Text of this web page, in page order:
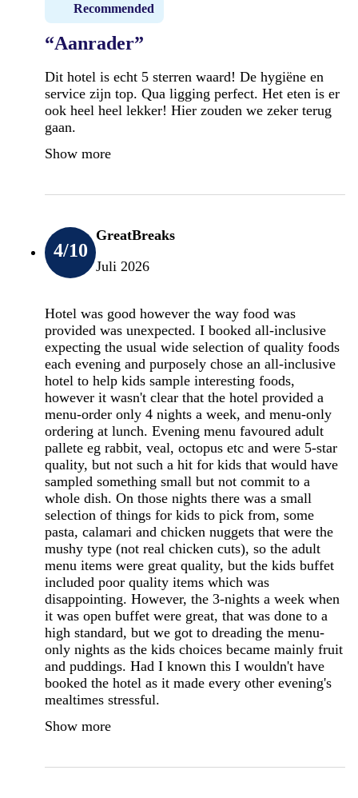
Recommended
“Aanrader”
Dit hotel is echt 5 sterren waard! De hygiëne en
service zijn top. Qua ligging perfect. Het eten is er
ook heel heel lekker! Hier zouden we zeker terug
gaan.
Show more
4/10
GreatBreaks
Juli 2026
Hotel was good however the way food was
provided was unexpected. I booked all-inclusive
expecting the usual wide selection of quality foods
each evening and purposely chose an all-inclusive
hotel to help kids sample interesting foods,
however it wasn't clear that the hotel provided a
menu-order only 4 nights a week, and menu-only
ordering at lunch. Evening menu favoured adult
pallete eg rabbit, veal, octopus etc and were 5-star
quality, but not such a hit for kids that would have
sampled something small but not commit to a
whole dish. On those nights there was a small
selection of things for kids to pick from, some
pasta, calamari and chicken nuggets that were the
mushy type (not real chicken cuts), so the adult
menu items were great quality, but the kids buffet
included poor quality items which was
disappointing. However, the 3-nights a week when
it was open buffet were great, that was done to a
high standard, but we got to dreading the menu-
only nights as the kids choices became mainly fruit
and puddings. Had I known this I wouldn't have
booked the hotel as it made every other evening's
mealtimes stressful.
Show more